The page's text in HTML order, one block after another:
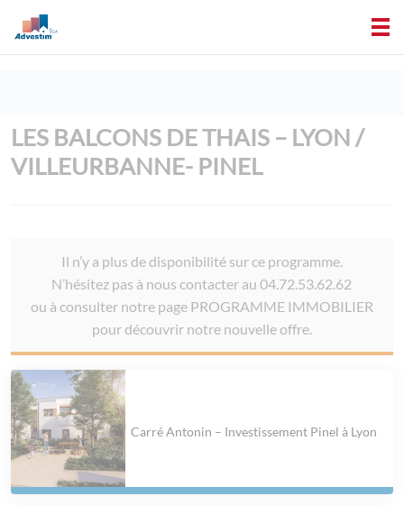
LES BALCONS DE THAIS – LYON /
VILLEURBANNE- PINEL
Il n’y a plus de disponibilité sur ce programme.
N’hésitez pas à nous contacter au 04.72.53.62.62
ou à consulter notre page PROGRAMME IMMOBILIER
pour découvrir notre nouvelle offre.
Carré Antonin – Investissement Pinel à Lyon